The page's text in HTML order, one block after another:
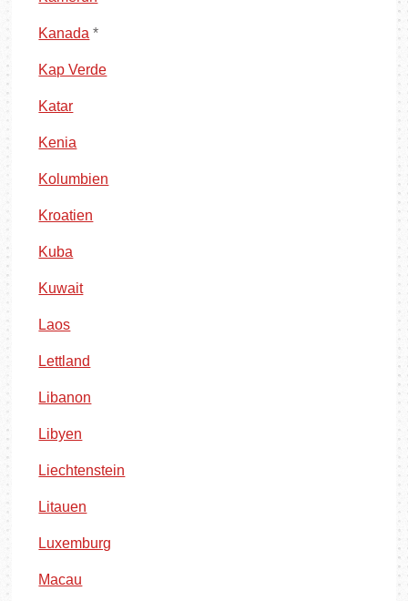
Kanada *
Kap Verde
Katar
Kenia
Kolumbien
Kroatien
Kuba
Kuwait
Laos
Lettland
Libanon
Libyen
Liechtenstein
Litauen
Luxemburg
Macau